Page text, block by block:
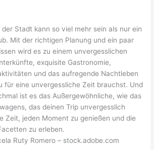
der Stadt kann so viel mehr sein als nur ein
Mit der richtigen Planung und ein paar
wird es zu einem unvergesslichen
exquisite Gastronomie,
und das aufregende Nachtleben
für eine unvergessliche Zeit brauchst. Und
ist es das Außergewöhnliche, wie das
das deinen Trip unvergesslich
Zeit, jeden Moment zu genießen und die
zu erleben.
Ruty Romero – stock.adobe.com